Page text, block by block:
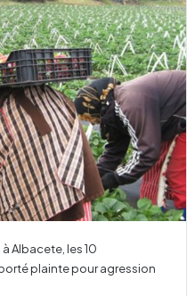
Albacete, les 10
plainte pour agression